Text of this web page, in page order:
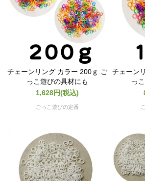
チェーンリング カラー 200ｇ ご
っこ遊びの具材にも
1,628円(税込)
ごっこ遊びの定番
チェーン
っ